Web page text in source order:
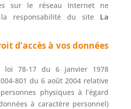
sur le réseau Internet ne
responsabilité du site La
d’accès à vos données
loi 78-17 du 6 janvier 1978
801 du 6 août 2004 relative
physiques à l’égard
à caractère personnel)